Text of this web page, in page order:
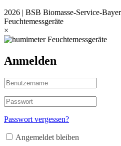
2026 | BSB Biomasse-Service-
Feuchtemessgeräte
×
Anmelden
Passwort vergessen?
Angemeldet bleiben